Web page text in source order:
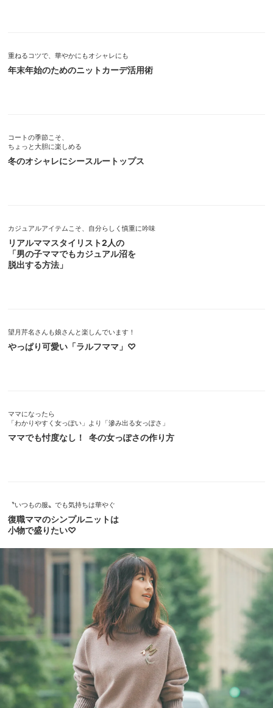
重ねるコツで、華やかにもオシャレにも
年末年始のためのニットカーデ活用術
コートの季節こそ、
ちょっと大胆に楽しめる
冬のオシャレにシースルートップス
カジュアルアイテムこそ、自分らしく慎重に吟味
リアルママスタイリスト2人の
「男の子ママでもカジュアル沼を
脱出する方法」
望月芹名さんも娘さんと楽しんでいます！
やっぱり可愛い「ラルフママ」♡
ママになったら
「わかりやすく女っぽい」より「滲み出る女っぽさ」
ママでも忖度なし！ 冬の女っぽさの作り方
〝いつもの服〟でも気持ちは華やぐ
復職ママのシンプルニットは
小物で盛りたい♡